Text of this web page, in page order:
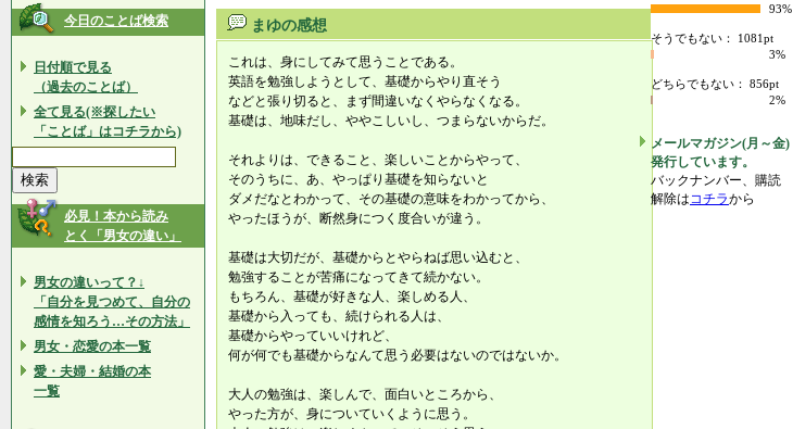
今日のことば検索
日付順で見る
（過去のことば）
全て見る(※探したい
「ことば」はコチラから)
必見！本から読み
とく「男女の違い」
男女の違いって？↓
「自分を見つめて、自分の
感情を知ろう…その方法」
男女・恋愛の本一覧
愛・夫婦・結婚の本
一覧
まゆの感想
これは、身にしてみて思うことである。
英語を勉強しようとして、基礎からやり直そう
などと張り切ると、まず間違いなくやらなくなる。
基礎は、地味だし、ややこしいし、つまらないからだ。
それよりは、できること、楽しいことからやって、
そのうちに、あ、やっぱり基礎を知らないと
ダメだなとわかって、その基礎の意味をわかってから、
やったほうが、断然身につく度合いが違う。
基礎は大切だが、基礎からとやらねば思い込むと、
勉強することが苦痛になってきて続かない。
もちろん、基礎が好きな人、楽しめる人、
基礎から入っても、続けられる人は、
基礎からやっていいけれど、
何が何でも基礎からなんて思う必要はないのではないか。
大人の勉強は、楽しんで、面白いところから、
やった方が、身についていくように思う。
93%
そうでもない： 1081pt
3%
どちらでもない： 856pt
2%
メールマガジン(月～金)
発行しています。
バックナンバー、購読
解除はコチラから